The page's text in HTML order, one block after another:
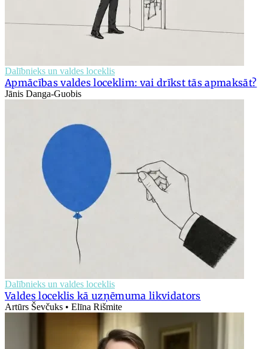
Dalībnieks un valdes loceklis
Apmācības valdes loceklim: vai drīkst tās apmaksāt?
Jānis Danga-Guobis
Dalībnieks un valdes loceklis
Valdes loceklis kā uzņēmuma likvidators
Artūrs Ševčuks • Elīna Rišmite